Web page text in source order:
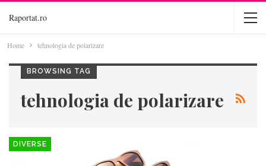
Raportat.ro
Home tehnologia de polarizare
BROWSING TAG
tehnologia de polarizare
DIVERSE